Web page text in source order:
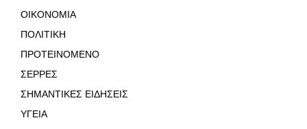
ΟΙΚΟΝΟΜΙΑ
ΠΟΛΙΤΙΚΗ
ΠΡΟΤΕΙΝΟΜΕΝΟ
ΣΕΡΡΕΣ
ΣΗΜΑΝΤΙΚΕΣ ΕΙΔΗΣΕΙΣ
ΥΓΕΙΑ